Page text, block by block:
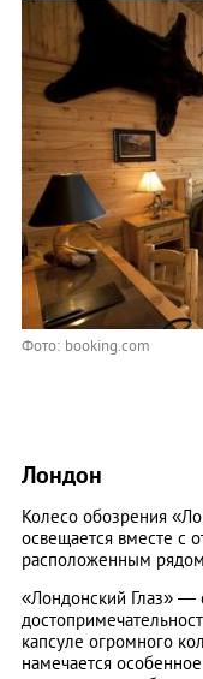
Фото: booking.com
Лондон
Колесо обозрения
освещается вместе с
расположенным
«Лондонский Глаз»
капсуле огромного
намечается